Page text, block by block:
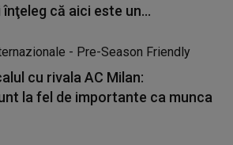
că aici este un...
cu rivala AC Milan:
la fel de importante ca munca